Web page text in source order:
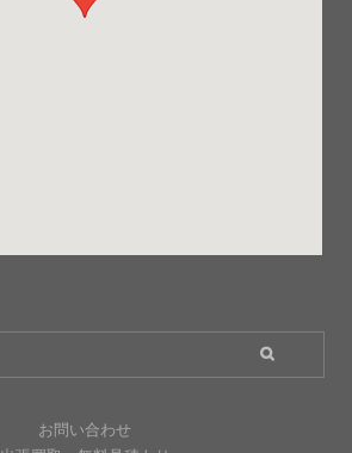
お問い合わせ